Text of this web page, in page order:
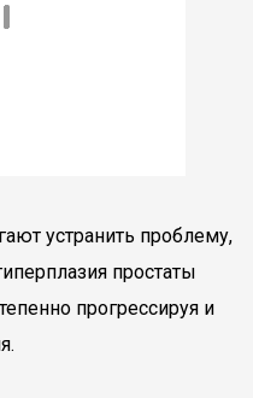
устранить проблему,
простаты
прогрессируя и